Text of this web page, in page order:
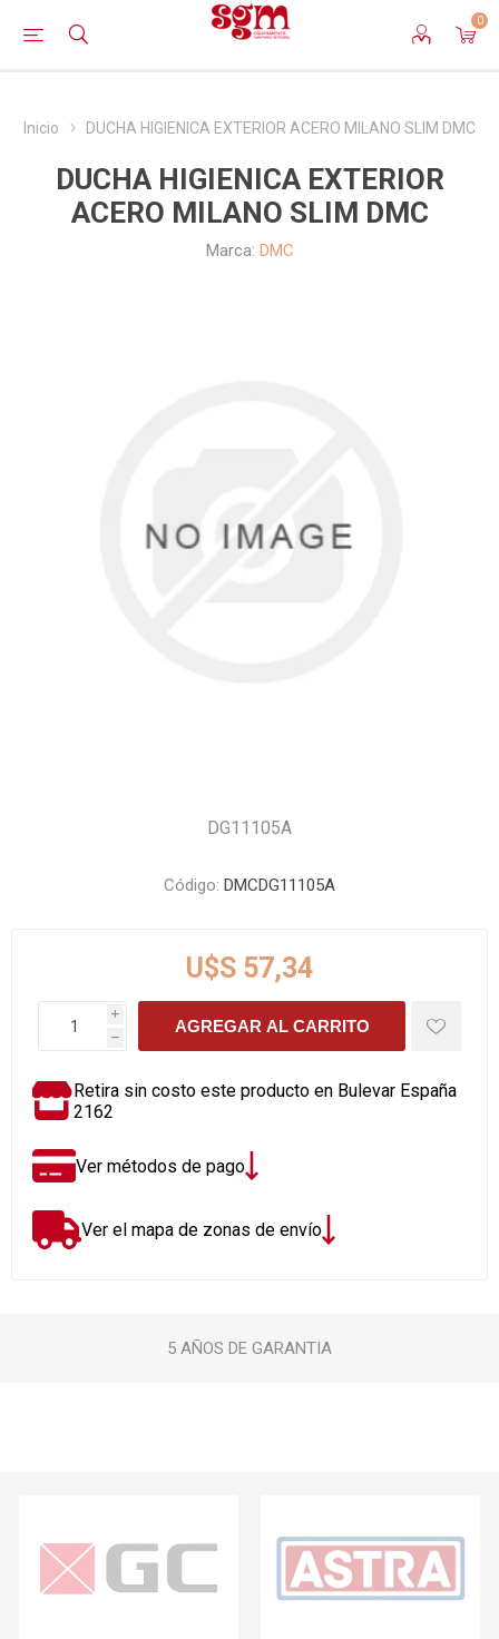
0
Inicio DUCHA HIGIENICA EXTERIOR ACERO MILANO SLIM DMC
DUCHA HIGIENICA EXTERIOR
ACERO MILANO SLIM DMC
Marca: DMC
DG11105A
Código: DMCDG11105A
U$S 57,34
i
h
AGREGAR AL CARRITO
Retira sin costo este producto en Bulevar España
2162
Ver métodos de pago
Ver el mapa de zonas de envío
5 AÑOS DE GARANTIA